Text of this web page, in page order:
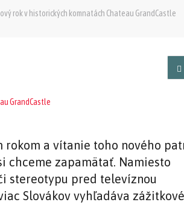
rok v historických komnatách Chateau GrandCastle
rokom a vítanie toho nového
chceme zapamätať. Namiesto
stereotypu pred televíznou
Slovákov vyhľadáva zážitkové